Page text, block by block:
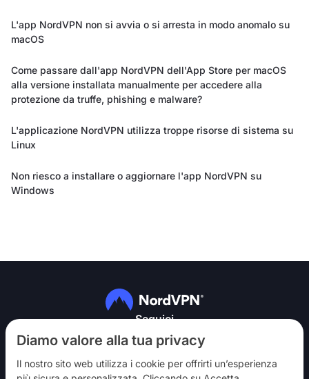
Diamo valore alla tua privacy
Il nostro sito web utilizza i cookie per offrirti un’esperienza
L'app NordVPN non si avvia o si arresta in modo anomalo su
macOS
Come passare dall'app NordVPN dell'App Store per macOS
alla versione installata manualmente per accedere alla
protezione da truffe, phishing e malware?
L'applicazione NordVPN utilizza troppe risorse di sistema su
Linux
Non riesco a installare o aggiornare l'app NordVPN su
Windows
Seguici